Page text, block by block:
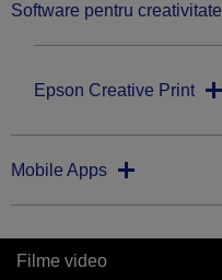
Software pentru creativitate
Epson Creative Print
Mobile Apps
Filme video